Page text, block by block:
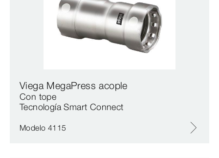
Viega MegaPress acople
Con tope
Tecnología Smart Connect
Modelo 4115